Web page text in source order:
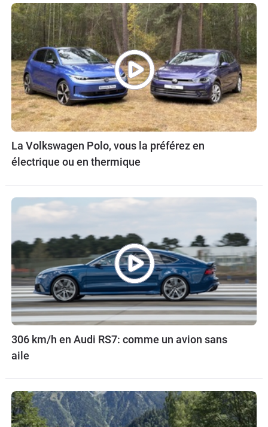
La Volkswagen Polo, vous la préférez en
électrique ou en thermique
306 km/h en Audi RS7: comme un avion sans
aile